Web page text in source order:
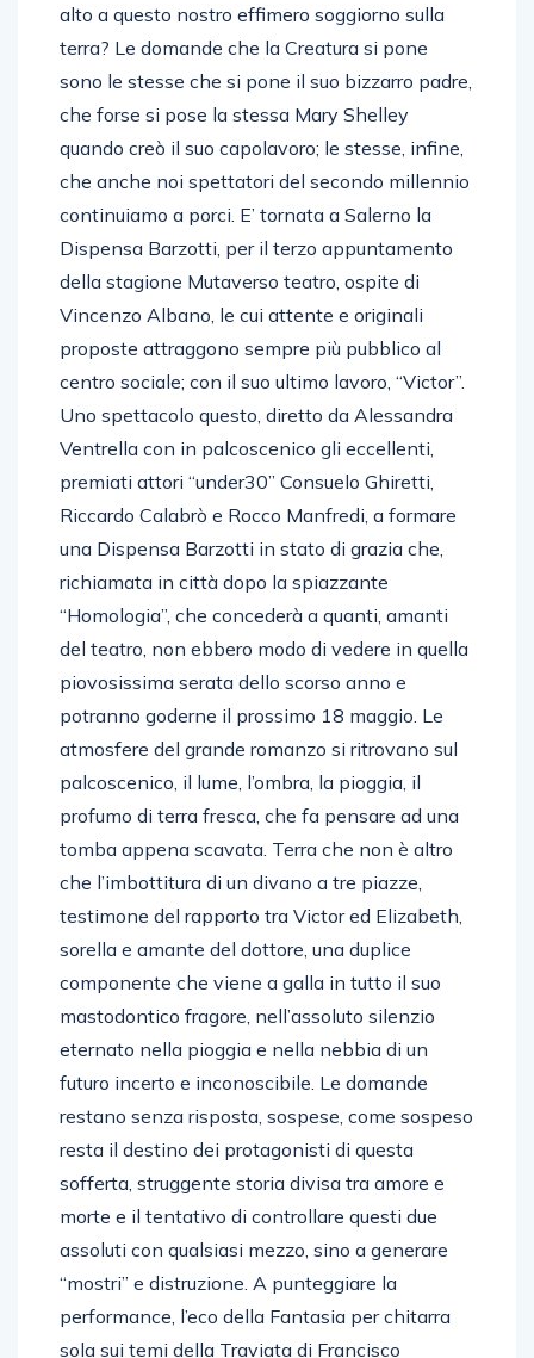
alto a questo nostro effimero soggiorno sulla
terra? Le domande che la Creatura si pone
sono le stesse che si pone il suo bizzarro padre,
che forse si pose la stessa Mary Shelley
quando creò il suo capolavoro; le stesse, infine,
che anche noi spettatori del secondo millennio
continuiamo a porci. E’ tornata a Salerno la
Dispensa Barzotti, per il terzo appuntamento
della stagione Mutaverso teatro, ospite di
Vincenzo Albano, le cui attente e originali
proposte attraggono sempre più pubblico al
centro sociale; con il suo ultimo lavoro, “Victor”.
Uno spettacolo questo, diretto da Alessandra
Ventrella con in palcoscenico gli eccellenti,
premiati attori “under30” Consuelo Ghiretti,
Riccardo Calabrò e Rocco Manfredi, a formare
una Dispensa Barzotti in stato di grazia che,
richiamata in città dopo la spiazzante
“Homologia”, che concederà a quanti, amanti
del teatro, non ebbero modo di vedere in quella
piovosissima serata dello scorso anno e
potranno goderne il prossimo 18 maggio. Le
atmosfere del grande romanzo si ritrovano sul
palcoscenico, il lume, l’ombra, la pioggia, il
profumo di terra fresca, che fa pensare ad una
tomba appena scavata. Terra che non è altro
che l’imbottitura di un divano a tre piazze,
testimone del rapporto tra Victor ed Elizabeth,
sorella e amante del dottore, una duplice
componente che viene a galla in tutto il suo
mastodontico fragore, nell’assoluto silenzio
eternato nella pioggia e nella nebbia di un
futuro incerto e inconoscibile. Le domande
restano senza risposta, sospese, come sospeso
resta il destino dei protagonisti di questa
sofferta, struggente storia divisa tra amore e
morte e il tentativo di controllare questi due
assoluti con qualsiasi mezzo, sino a generare
“mostri” e distruzione. A punteggiare la
performance, l’eco della Fantasia per chitarra
sola sui temi della Traviata di Francisco